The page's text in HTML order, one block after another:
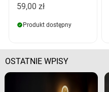
59,00 zł
Produkt dostępny
OSTATNIE WPISY